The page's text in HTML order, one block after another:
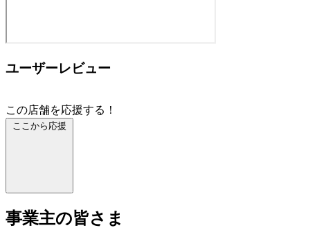
ユーザーレビュー
この店舗を応援する！
ここから応援
事業主の皆さま